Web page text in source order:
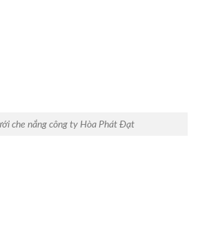
che nắng công ty Hòa Phát Đạt